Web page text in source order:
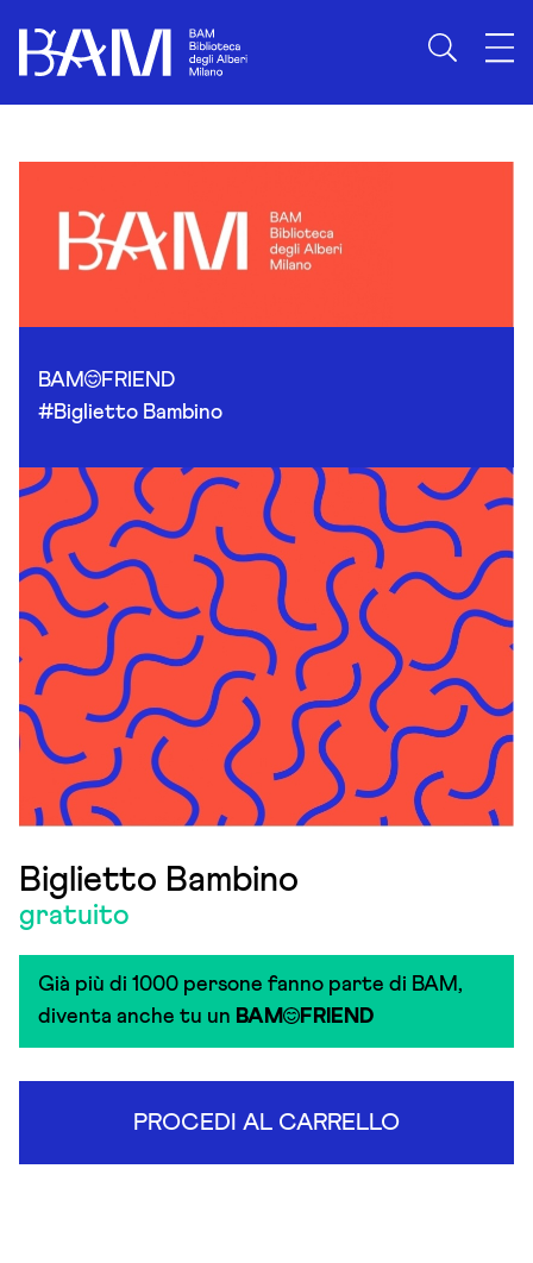
BAM
FRIEND
#Biglietto Bambino
Biglietto Bambino
gratuito
Già più di 1000 persone fanno parte di BAM,
diventa anche tu un BAM FRIEND
PROCEDI AL CARRELLO